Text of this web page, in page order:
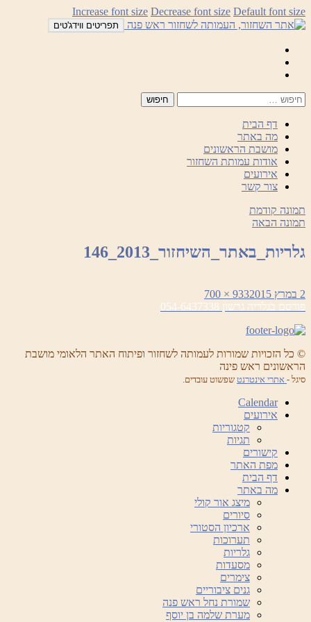
לדלג
לתוכן
Increase font size Decrease font size Default font size
תפריטים ווידג'טים
דף הבית
מה באתר
מושבת הראשונים
אודות עמותת השחזור
אירועים
צור קשר
תמונה קודמת
תמונה הבאה
גלריות_באתר_השיחזור_2013_146
פורסם
בתאריך
2 במרץ 2015
מסך
מלא
933 × 700
ניווט
פורסם בגלריה גרשון 054-6437338
© כל הזכויות שמורות לעמותה לשחזור ופיתוח האתר הלאומי מושבת
הראשונים ראש פינה
סיגל - אתרי אינטרנט שפשוט עובדים.
Calendar
אירועים
קטגוריות
תגיות
קישורים
מפת האתר
דף הבית
מה באתר
מיצג אור קולי
סיורים
ארכיון הסטורי
תערוכות
גלריות
מסעדות
צימרים
גנים ציבוריים
שמורת נחל ראש פנה
מערת שלמה בן יוסף